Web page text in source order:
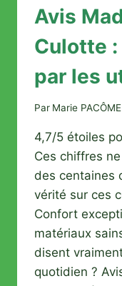
Avis
Culotte
par les
Par Marie PACÔME
4,7/5 étoiles
Ces chiffres
des centaines
vérité sur ces
Confort
matériaux
disent
quotidien ?